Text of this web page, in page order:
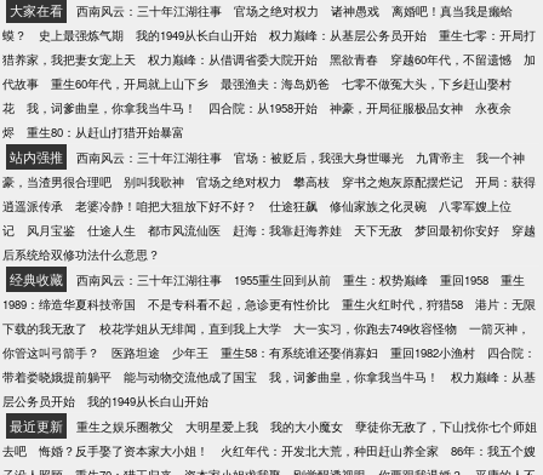
大家在看 西南风云：三十年江湖往事 官场之绝对权力 诸神愚戏
离婚吧！真当我是癞蛤
蟆？
史上最强炼气期 我的1949从长白山开始 权力巅峰：从基层公务员开始
重生七零：开局打
猎养家，我把妻女宠上天
权力巅峰：从借调省委大院开始 黑欲青春 穿越60年代，不留遗憾
加
代故事
重生60年代，开局就上山下乡 最强渔夫：海岛奶爸
七零不做冤大头，下乡赶山娶村
花
我，词爹曲皇，你拿我当牛马！ 四合院：从1958开始 神豪，开局征服极品女神
永夜余
烬
重生80：从赶山打猎开始暴富
站内强推 西南风云：三十年江湖往事 官场：被贬后，我强大身世曝光 九霄帝主
我一个神
豪，当渣男很合理吧
别叫我歌神 官场之绝对权力 攀高枝 穿书之炮灰原配摆烂记
开局：获得
逍遥派传承
老婆冷静！咱把大狙放下好不好？ 仕途狂飙 修仙家族之化灵碗
八零军嫂上位
记
风月宝鉴 仕途人生 都市风流仙医 赶海：我靠赶海养娃 天下无敌 梦回最初你安好
穿越
后系统给双修功法什么意思？
经典收藏 西南风云：三十年江湖往事 1955重生回到从前 重生：权势巅峰 重回1958
重生
1989：缔造华夏科技帝国
不是专科看不起，急诊更有性价比 重生火红时代，狩猎58
港片：无限
下载的我无敌了
校花学姐从无绯闻，直到我上大学 大一实习，你跑去749收容怪物
一箭灭神，
你管这叫弓箭手？
医路坦途 少年王 重生58：有系统谁还娶俏寡妇 重回1982小渔村
四合院：
带着娄晓娥提前躺平
能与动物交流他成了国宝 我，词爹曲皇，你拿我当牛马！
权力巅峰：从基
层公务员开始
我的1949从长白山开始
最近更新 重生之娱乐圈教父 大明星爱上我 我的大小魔女
孽徒你无敌了，下山找你七个师姐
去吧
悔婚？反手娶了资本家大小姐！ 火红年代：开发北大荒，种田赶山养全家
86年：我五个嫂